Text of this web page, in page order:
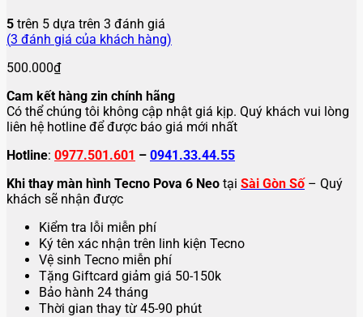
5 trên 5 dựa trên 3 đánh giá
(3 đánh giá của khách hàng)
500.000₫
Cam kết hàng zin chính hãng
Có thể chúng tôi không cập nhật giá kịp. Quý khách vui lòng
liên hệ hotline để được báo giá mới nhất
Hotline: 0977.501.601 – 0941.33.44.55
Khi thay màn hình Tecno Pova 6 Neo tại Sài Gòn Số– Quý
khách sẽ nhận được
Kiểm tra lỗi miễn phí
Ký tên xác nhận trên linh kiện Tecno
Vệ sinh Tecno miễn phí
Tặng Giftcard giảm giá 50-150k
Bảo hành 24 tháng
Thời gian thay từ 45-90 phút